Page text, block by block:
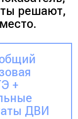
решают,
+
ДВИ